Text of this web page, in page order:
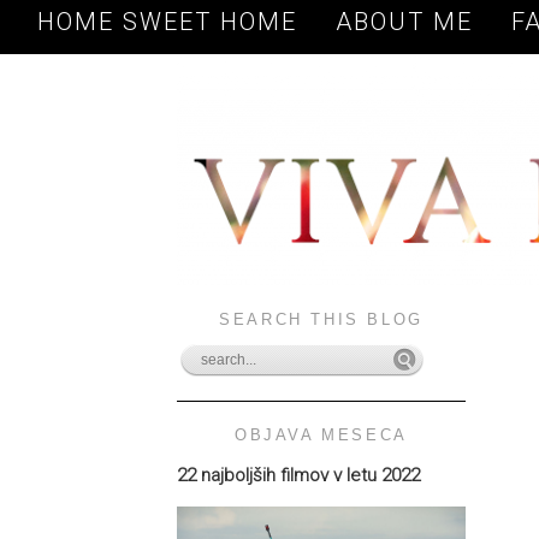
HOME SWEET HOME ABOUT ME
SEARCH THIS BLOG
OBJAVA MESECA
22 najboljših filmov v letu 2022